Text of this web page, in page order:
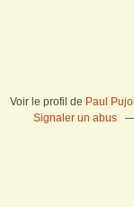
Voir le profil de Paul Pujol
Signaler un abus